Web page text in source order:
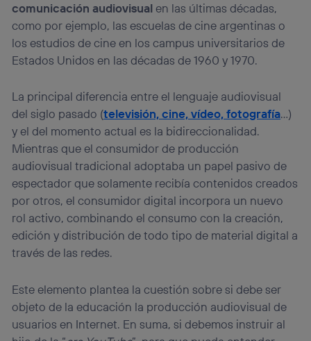
comunicación audiovisualen las últimas décadas,
como por ejemplo, las escuelas de cine argentinas o
los estudios de cine en los campus universitarios de
Estados Unidos en las décadas de 1960 y 1970.
La principal diferencia entre el lenguaje audiovisual
del siglo pasado (televisión, cine, vídeo, fotografía…)
y el del momento actual es la bidireccionalidad.
Mientras que el consumidor de producción
audiovisual tradicional adoptaba un papel pasivo de
espectador que solamente recibía contenidos creados
por otros, el consumidor digital incorpora un nuevo
rol activo, combinando el consumo con la creación,
edición y distribución de todo tipo de material digital a
través de las redes.
Este elemento plantea la cuestión sobre si debe ser
objeto de la educación la producción audiovisual de
usuarios en Internet. En suma, si debemos instruir al